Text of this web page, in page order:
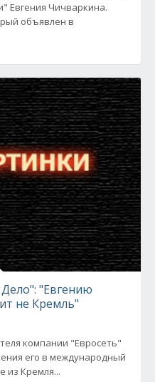
Евгения Чичваркина.
объявлен в
"Евгению
не Кремль"
компании "Евросеть"
его в международный
из Кремля...